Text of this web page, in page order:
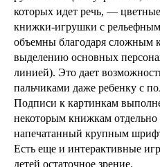
которых идет речь, —
книжки-игрушки с
объемны благодаря сложным
выделению основных
линией). Это дает
пальчиками даже ребенку с
Подписи к картинкам
некоторым книжкам отдельно
напечатанный крупным
Есть еще и интерактивные
детей остаточное зрение.